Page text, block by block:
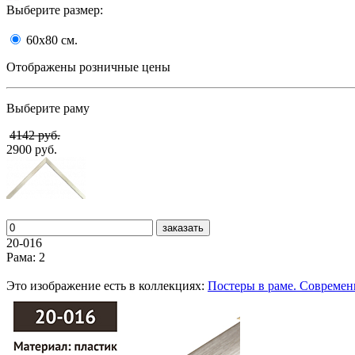
Выберите размер:
60x80 cм.
Отображены розничные цены
Выберите раму
4142 руб.
2900 руб.
заказать
20-016
Рама: 2
Это изображение есть в коллекциях: Постеры в раме.